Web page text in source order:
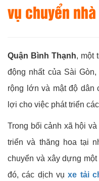
vụ chuyển
Quận Bình Thạnh, một
động nhất của Sài
rộng lớn và mật độ dân
lợi cho việc phát triển
Trong bối cảnh xã hội
triển và thăng hoa tại
chuyển và xây dựng
đó, các dịch vụxe tải